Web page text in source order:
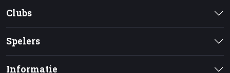
Clubs
Spelers
Informatie